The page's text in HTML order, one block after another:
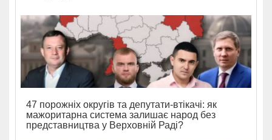
47 порожніх округів та депутати-втікачі: як
мажоритарна система залишає народ без
представництва у Верховній Раді?